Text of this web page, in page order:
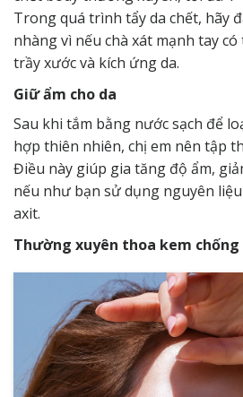
Trong quá trình tẩy da chết, hãy
nhàng vì nếu chà xát mạnh tay
trầy xước và kích ứng da.
Giữ ẩm cho da
Sau khi tắm bằng nước sạch để
hợp thiên nhiên, chị em nên tập
Điều này giúp gia tăng độ ẩm,
nếu như bạn sử dụng nguyên
axit.
Thường xuyên thoa kem chống